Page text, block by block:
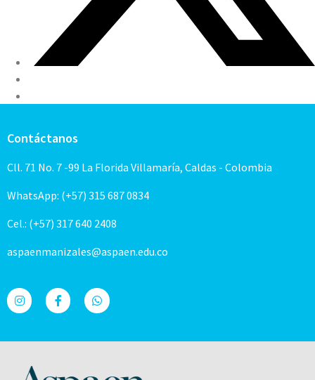
Contáctanos
Cll. 71 No. 7 -99 La Florida Villamaría, Caldas - Colombia
WhatsApp: (+57) 315 687 0834
Cel.: (+57) 317 640 2408
aspaenmanizales@aspaen.edu.co